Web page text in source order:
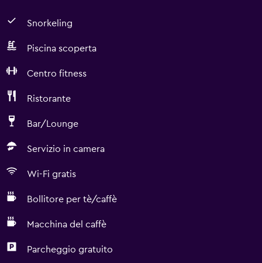
Snorkeling
Piscina scoperta
Centro fitness
Ristorante
Bar/Lounge
Servizio in camera
Wi-Fi gratis
Bollitore per tè/caffè
Macchina del caffè
Parcheggio gratuito